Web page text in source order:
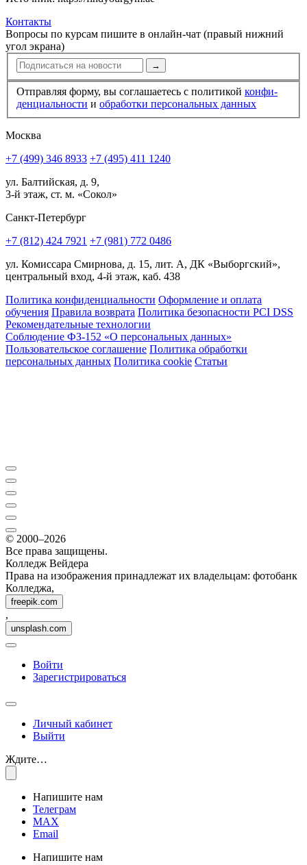
Контакты
Вопросы по курсам пишите в онлайн-чат (правый нижний
угол экрана)
→
Отправляя форму, вы соглашаетесь с политикой конфи­
ден­циальности и обработки персональных данных
Москва
+7 (499) 346 8933 +7 (495) 411 1240
ул. Балтийская, д. 9,
3-й этаж, ст. м. «Сокол»
Санкт-Петербург
+7 (812) 424 7921 +7 (981) 772 0486
ул. Комиссара Смирнова, д. 15, лит. А, ДК «Выборгский»,
центральный вход, 4-й этаж, каб. 438
Политика конфиденциальности Оформление и оплата
обучения Правила возврата Политика безопасности PCI DSS
Рекомендательные технологии
Соблюдение ФЗ-152 «О персональ­ных данных»
Пользовательское соглашение Политика обработки
персональных данных Политика cookie Статьи
© 2000–2026
Все права защищены.
Колледж Вейдера
Права на изображения принадлежат их владельцам: фотобанк
Колледжа,
freepik.com
,
unsplash.com
Войти
Зарегистрироваться
Личный кабинет
Выйти
Ждите…
Напишите нам
Телеграм
MAX
Email
Напишите нам